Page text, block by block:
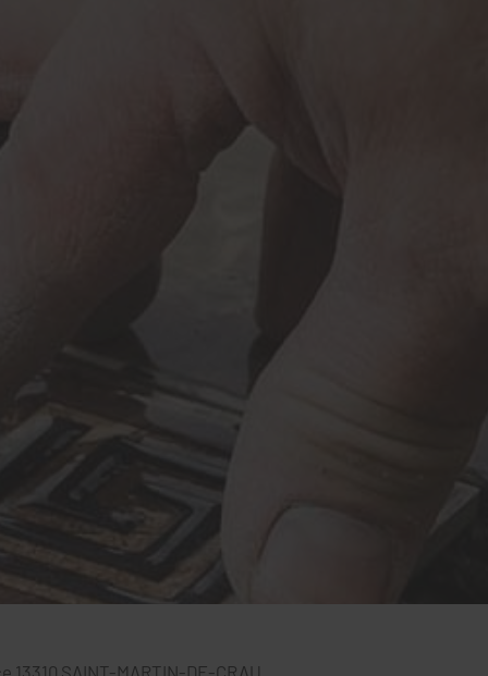
13310 SAINT-MARTIN-DE-CRAU